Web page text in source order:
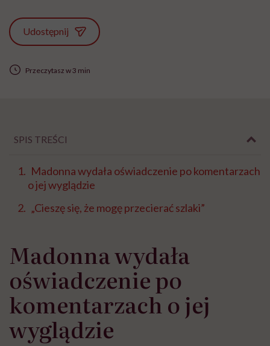
Udostępnij
Przeczytasz w 3 min
SPIS TREŚCI
Madonna wydała oświadczenie po komentarzach
o jej wyglądzie
„Cieszę się, że mogę przecierać szlaki”
Madonna wydała
oświadczenie po
komentarzach o jej
wyglądzie